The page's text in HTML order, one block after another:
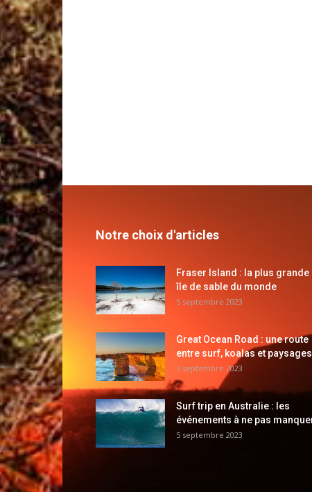
Notre choix d'articles
Fraser Island : la plus grande
île de sable du monde
5 septembre 2023
Great Ocean Road : une route
entre surf, koalas et
5 septembre 2023
Surf trip en Australie : les
événements à ne pas
5 septembre 2023